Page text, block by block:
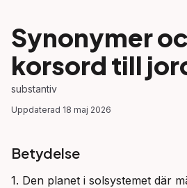
Synonymer
korsord till
substantiv
Uppdaterad 18 maj 2026
Betydelse
1. Den planet i solsystemet där